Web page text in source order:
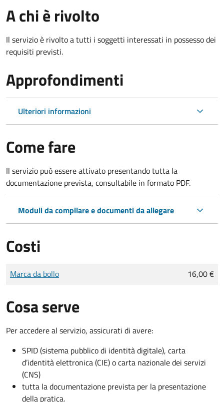
A chi è rivolto
Il servizio è rivolto a tutti i soggetti interessati in possesso dei
requisiti previsti.
Approfondimenti
Ulteriori informazioni
Come fare
Il servizio può essere attivato presentando tutta la
documentazione prevista, consultabile in formato PDF.
Moduli da compilare e documenti da allegare
Costi
Tipo di pagamento
Importo
Marca da bollo 16,00 €
Cosa serve
Per accedere al servizio, assicurati di avere:
SPID (sistema pubblico di identità digitale), carta
d’identità elettronica (CIE) o carta nazionale dei servizi
(CNS)
tutta la documentazione prevista per la presentazione
della pratica.